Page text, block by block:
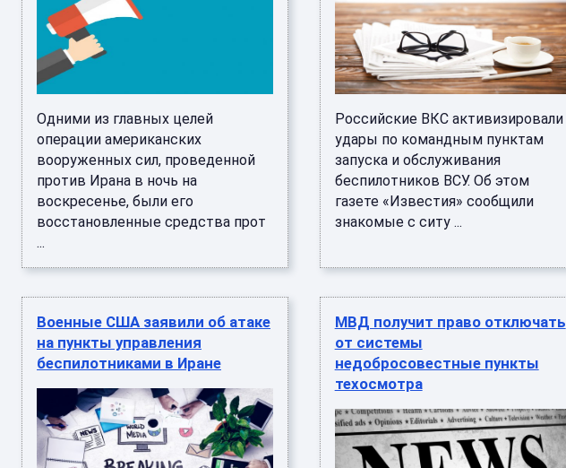
Одними из главных целей
операции американских
вооруженных сил, проведенной
против Ирана в ночь на
воскресенье, были его
восстановленные средства прот
...
Российские ВКС активизировали
удары по командным пунктам
запуска и обслуживания
беспилотников ВСУ. Об этом
газете «Известия» сообщили
знакомые с ситу ...
Военные США заявили об атаке
на пункты управления
беспилотниками в Иране
МВД получит право отключать
от системы
недобросовестные пункты
техосмотра